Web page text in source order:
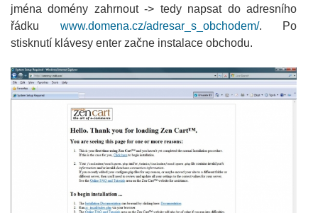
jména domény zahrnout -> tedy napsat do adresního
řádku www.domena.cz/adresar_s_obchodem/. Po
stisknutí klávesy enter začne instalace obchodu.